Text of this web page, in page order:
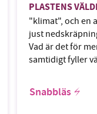
PLASTENS
"klimat", och en
just
Vad är det för
samtidigt fyller
Snabbläs